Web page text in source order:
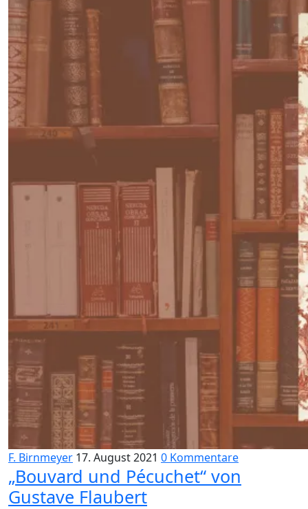
F. Birnmeyer 17. August 2021 0 Kommentare
„Bouvard und Pécuchet“ von
Gustave Flaubert